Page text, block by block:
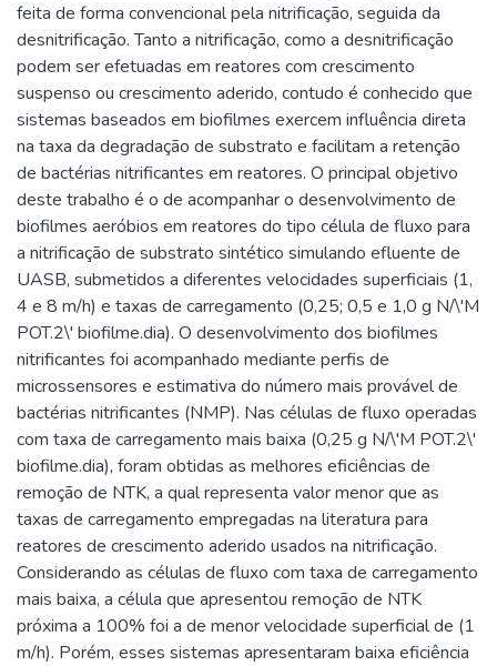
feita de forma convencional pela nitrificação, seguida da
desnitrificação. Tanto a nitrificação, como a desnitrificação
podem ser efetuadas em reatores com crescimento
suspenso ou crescimento aderido, contudo é conhecido que
sistemas baseados em biofilmes exercem influência direta
na taxa da degradação de substrato e facilitam a retenção
de bactérias nitrificantes em reatores. O principal objetivo
deste trabalho é o de acompanhar o desenvolvimento de
biofilmes aeróbios em reatores do tipo célula de fluxo para
a nitrificação de substrato sintético simulando efluente de
UASB, submetidos a diferentes velocidades superficiais (1,
4 e 8 m/h) e taxas de carregamento (0,25; 0,5 e 1,0 g N/\'M
POT.2\' biofilme.dia). O desenvolvimento dos biofilmes
nitrificantes foi acompanhado mediante perfis de
microssensores e estimativa do número mais provável de
bactérias nitrificantes (NMP). Nas células de fluxo operadas
com taxa de carregamento mais baixa (0,25 g N/\'M POT.2\'
biofilme.dia), foram obtidas as melhores eficiências de
remoção de NTK, a qual representa valor menor que as
taxas de carregamento empregadas na literatura para
reatores de crescimento aderido usados na nitrificação.
Considerando as células de fluxo com taxa de carregamento
mais baixa, a célula que apresentou remoção de NTK
próxima a 100% foi a de menor velocidade superficial de (1
m/h). Porém, esses sistemas apresentaram baixa eficiência